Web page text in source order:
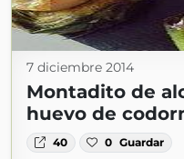
7 diciembre 2014
Montadito de
huevo de
40 0 Guardar